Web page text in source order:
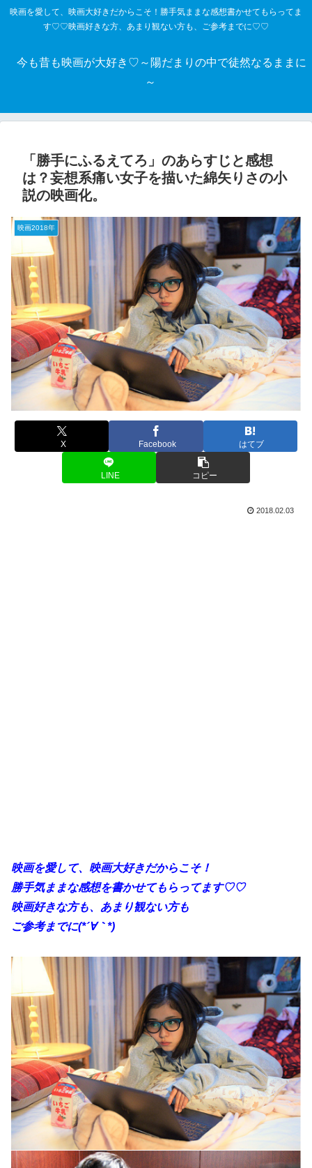
映画を愛して、映画大好きだからこそ！勝手気ままな感想書かせてもらってま
す♡♡映画好きな方、あまり観ない方も、ご参考までに♡♡
今も昔も映画が大好き♡～陽だまりの中で徒然なるままに
～
「勝手にふるえてろ」のあらすじと感想
は？妄想系痛い女子を描いた綿矢りさの小
説の映画化。
映画2018年
X Facebook はてブ
LINE コピー
2018.02.03
映画を愛して、映画大好きだからこそ！
勝手気ままな感想を書かせてもらってます♡♡
映画好きな方も、あまり観ない方も
ご参考までに(*´∀｀*)